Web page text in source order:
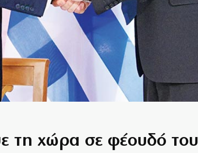
τη χώρα σε φέουδό του